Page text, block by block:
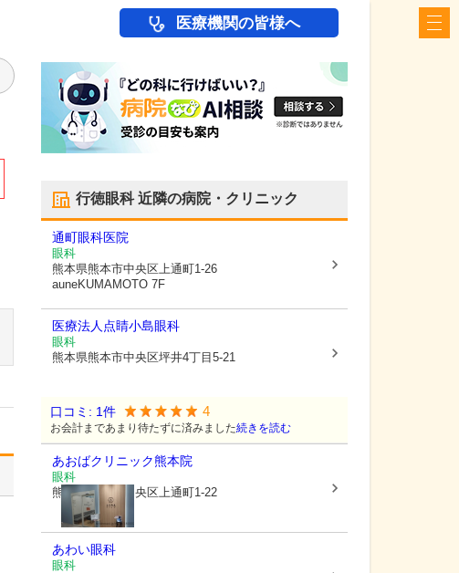
医療機関の皆様へ
行徳眼科近隣の病院・クリニック
通町眼科医院
眼科
熊本県熊本市中央区上通町1-26
auneKUMAMOTO 7F
医療法人点睛小島眼科
眼科
熊本県熊本市中央区坪井4丁目5-21
口コミ: 1件 4
お会計まであまり待たずに済みました続きを読む
あおばクリニック熊本院
眼科
熊本県熊本市中央区上通町1-22
あわい眼科
眼科